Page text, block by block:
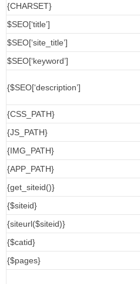
{CHARSET}
$SEO[‘title’]
$SEO[‘site_title’]
$SEO[‘keyword’]
{$SEO[‘description’]
{CSS_PATH}
{JS_PATH}
{IMG_PATH}
{APP_PATH}
{get_siteid()}
{$siteid}
{siteurl($siteid)}
{$catid}
{$pages}